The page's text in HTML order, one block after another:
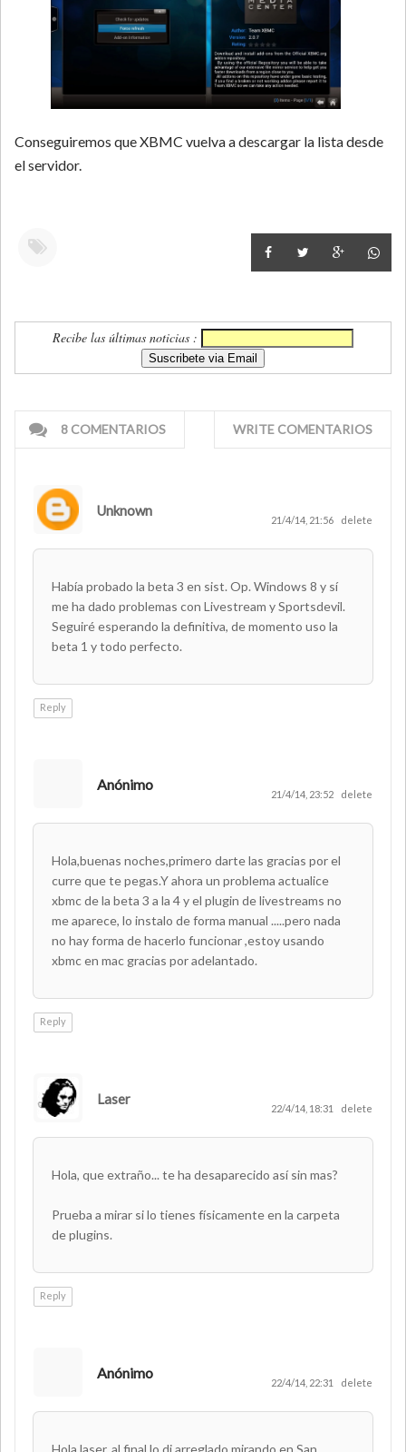
Conseguiremos que XBMC vuelva a descargar la lista desde
el servidor.
Recibe las últimas noticias :
8 COMENTARIOS WRITE COMENTARIOS
Unknown
21/4/14, 21:56 delete
Había probado la beta 3 en sist. Op. Windows 8 y sí
me ha dado problemas con Livestream y Sportsdevil.
Seguiré esperando la definitiva, de momento uso la
beta 1 y todo perfecto.
Reply
Anónimo
21/4/14, 23:52 delete
Hola,buenas noches,primero darte las gracias por el
curre que te pegas.Y ahora un problema actualice
xbmc de la beta 3 a la 4 y el plugin de livestreams no
me aparece, lo instalo de forma manual .....pero nada
no hay forma de hacerlo funcionar ,estoy usando
xbmc en mac gracias por adelantado.
Reply
Laser
22/4/14, 18:31 delete
Hola, que extraño... te ha desaparecido así sin mas?
Prueba a mirar si lo tienes físicamente en la carpeta
de plugins.
Reply
Anónimo
22/4/14, 22:31 delete